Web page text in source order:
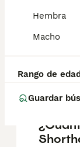
Hembra
Macho
Rango de
Guardar
trata de